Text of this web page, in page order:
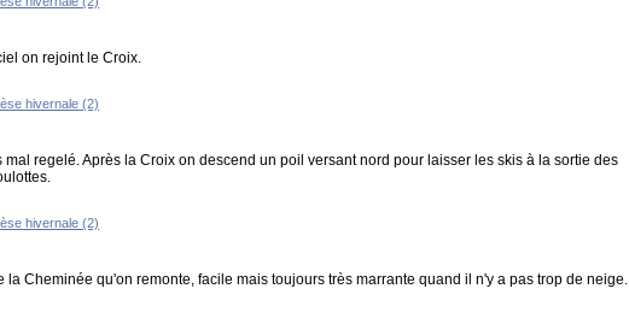
on rejoint le Croix.
regelé. Après la Croix on descend un poil versant nord pour laisser les skis à la sortie des
Cheminée qu'on remonte, facile mais toujours très marrante quand il n'y a pas trop de neige.